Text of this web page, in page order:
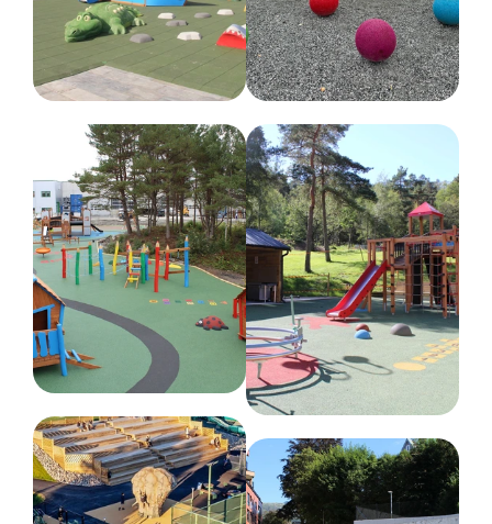
Lengde :287 cm
Anbefalt alder
1-6 år
Farge
Forskjellige farger
Nettovekt
170 kg